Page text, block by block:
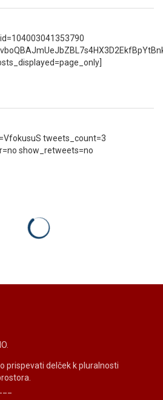
tweets_count=3
show_retweets=no
prispevati delček k pluralnosti